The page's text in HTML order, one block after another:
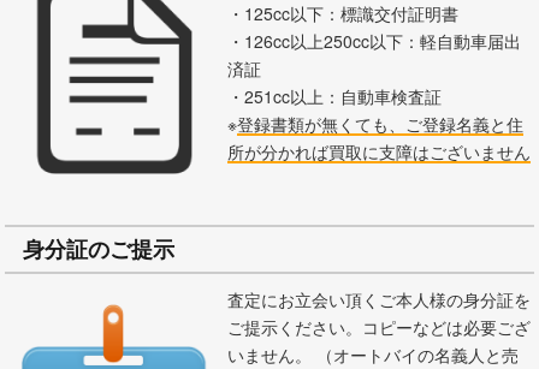
・125cc以下：標識交付証明書
・126cc以上250cc以下：軽自動車届出
済証
・251cc以上：自動車検査証
※登録書類が無くても、ご登録名義と住
所が分かれば買取に支障はございません
身分証のご提示
査定にお立会い頂くご本人様の身分証を
ご提示ください。コピーなどは必要ござ
いません。 （オートバイの名義人と売